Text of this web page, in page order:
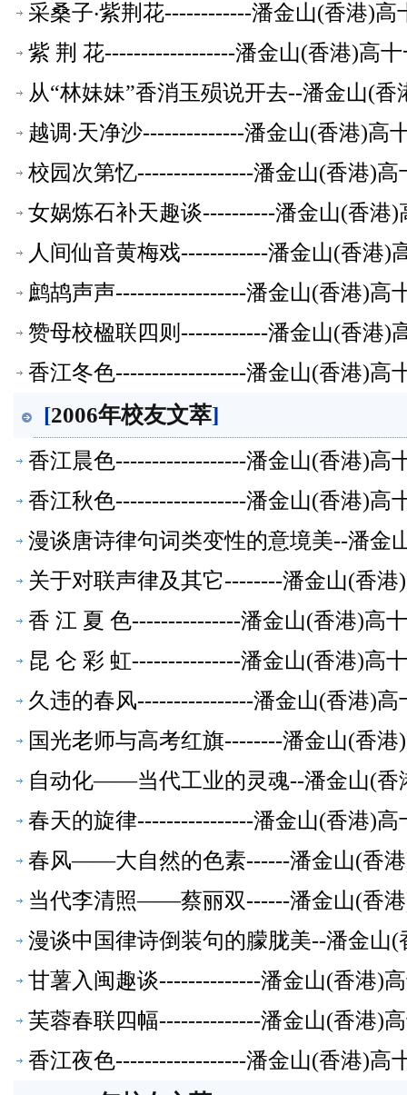
采桑子‧紫荆花------------潘金山(香港)
紫 荆 花------------------潘金山(香港)高
从“林妹妹”香消玉殒说开去--潘金山(
越调‧天净沙--------------潘金山(香港)高
校园次第忆----------------潘金山(香港)
女娲炼石补天趣谈----------潘金山(香港
人间仙音黄梅戏------------潘金山(香港)
鹧鸪声声------------------潘金山(香港)高
赞母校楹联四则------------潘金山(香港)
香江冬色------------------潘金山(香港)高
[2006年校友文萃]
香江晨色------------------潘金山(香港)高
香江秋色------------------潘金山(香港)高
漫谈唐诗律句词类变性的意境美--潘金
关于对联声律及其它--------潘金山(香
香 江 夏 色---------------潘金山(香港)高
昆 仑 彩 虹---------------潘金山(香港)高
久违的春风----------------潘金山(香港)
国光老师与高考红旗--------潘金山(香
自动化——当代工业的灵魂--潘金山(香
春天的旋律----------------潘金山(香港)
春风——大自然的色素------潘金山(香
当代李清照――蔡丽双------潘金山(香
漫谈中国律诗倒装句的朦胧美--潘金山
甘薯入闽趣谈--------------潘金山(香港)
芙蓉春联四幅--------------潘金山(香港)
香江夜色------------------潘金山(香港)高